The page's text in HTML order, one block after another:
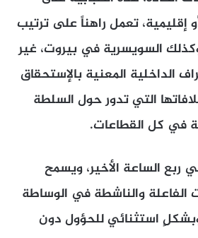
إقليمية، تعمل راهناً على ترتيب
السويسرية في بيروت، غير
الداخلية المعنية بالإستحقاق
التي تدور حول السلطة
في كل القطاعات.
ربع الساعة الأخير، ويسمح
والناشطة في الوساطة
وبشكلٍ استثنائي للحؤول دون